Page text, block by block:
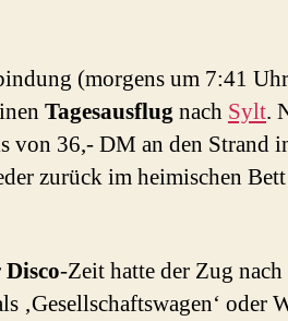
(morgens um 7:41
Tagesausflugnach Sylt.
von 36,- DM an den Strand
zurück im heimischen
Disco-Zeit hatte der Zug nach
‚Gesellschaftswagen‘ oder